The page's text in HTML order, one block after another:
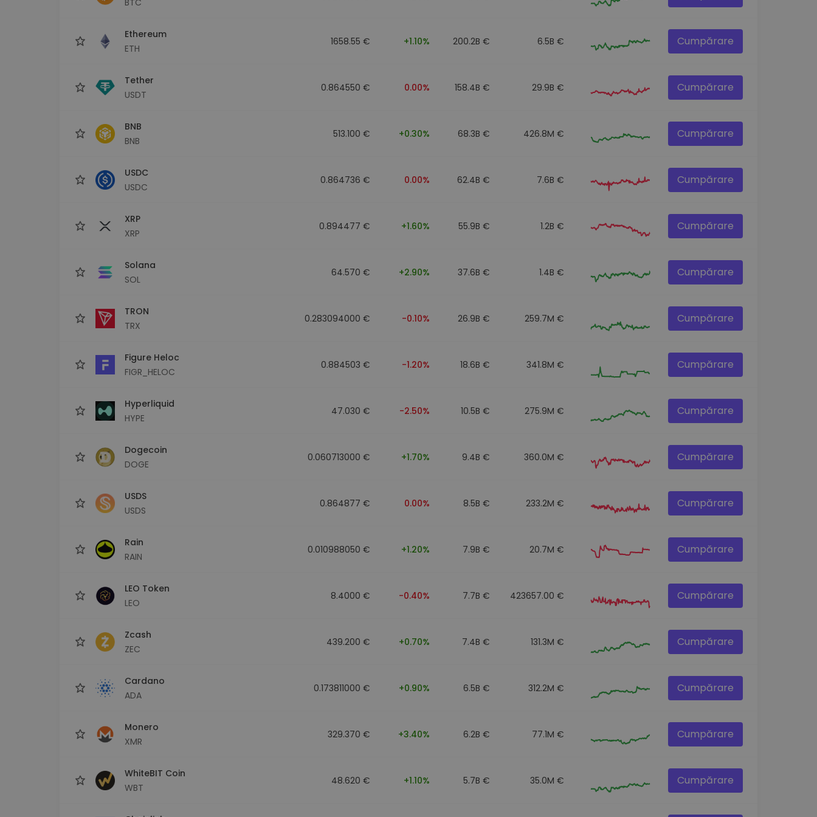
Ethereum
ETH
1658.55 € +1.10% 200.2B € 6.5B € Cumpărare
Tether
USDT
0.864550 € 0.00% 158.4B € 29.9B € Cumpărare
BNB
BNB
513.100 € +0.30% 68.3B € 426.8M € Cumpărare
USDC
USDC
0.864736 € 0.00% 62.4B € 7.6B € Cumpărare
XRP
XRP
0.894477 € +1.60% 55.9B € 1.2B € Cumpărare
Solana
SOL
64.570 € +2.90% 37.6B € 1.4B € Cumpărare
TRON
TRX
0.283094000 € -0.10% 26.9B € 259.7M € Cumpărare
Figure Heloc
FIGR_HELOC
0.884503 € -1.20% 18.6B € 341.8M € Cumpărare
Hyperliquid
HYPE
47.030 € -2.50% 10.5B € 275.9M € Cumpărare
Dogecoin
DOGE
0.060713000 € +1.70% 9.4B € 360.0M € Cumpărare
USDS
USDS
0.864877 € 0.00% 8.5B € 233.2M € Cumpărare
Rain
RAIN
0.010988050 € +1.20% 7.9B € 20.7M € Cumpărare
LEO Token
LEO
8.4000 € -0.40% 7.7B € 423657.00 € Cumpărare
Zcash
ZEC
439.200 € +0.70% 7.4B € 131.3M € Cumpărare
Cardano
ADA
0.173811000 € +0.90% 6.5B € 312.2M € Cumpărare
Monero
XMR
329.370 € +3.40% 6.2B € 77.1M € Cumpărare
WhiteBIT Coin
WBT
48.620 € +1.10% 5.7B € 35.0M € Cumpărare